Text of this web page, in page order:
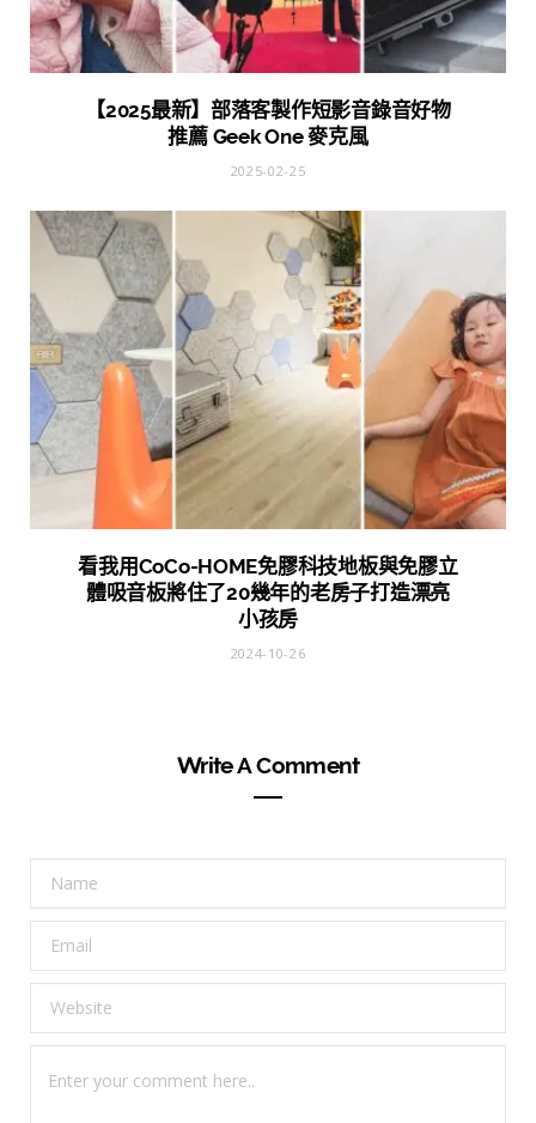
【2025最新】部落客製作短影音錄音好物
推薦 Geek One 麥克風
2025-02-25
看我用CoCo-HOME免膠科技地板與免膠立
體吸音板將住了20幾年的老房子打造漂亮
小孩房
2024-10-26
Write A Comment